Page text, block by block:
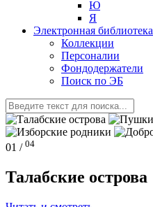
Ю
Я
Электронная библиотека
Коллекции
Персоналии
Фондодержатели
Поиск по ЭБ
01 / 04
Талабские острова